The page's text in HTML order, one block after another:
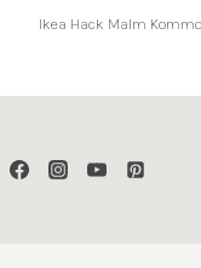
Ikea Hack Malm